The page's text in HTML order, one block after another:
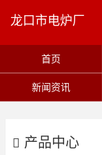
龙口市电炉厂
首页
新闻资讯
产品中心